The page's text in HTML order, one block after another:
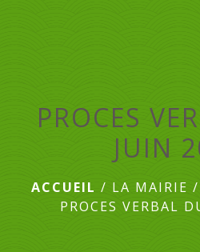
PROCES
JUIN
ACCUEIL / LA MAIRIE /
PROCES VERBAL